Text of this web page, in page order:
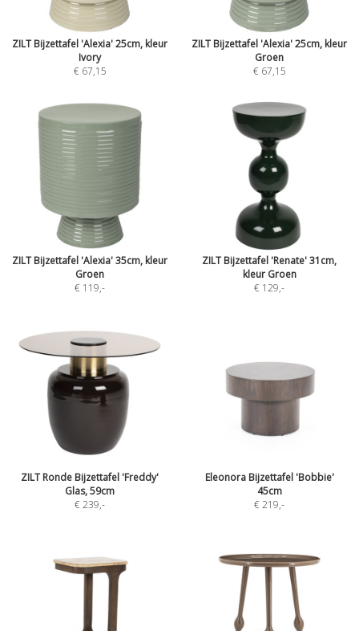
ZILT Bijzettafel 'Alexia' 25cm, kleur
Ivory
€ 67,15
ZILT Bijzettafel 'Alexia' 25cm, kleur
Groen
€ 67,15
ZILT Bijzettafel 'Alexia' 35cm, kleur
Groen
€ 119,-
ZILT Bijzettafel 'Renate' 31cm,
kleur Groen
€ 129,-
ZILT Ronde Bijzettafel 'Freddy'
Glas, 59cm
€ 239,-
Eleonora Bijzettafel 'Bobbie'
45cm
€ 219,-